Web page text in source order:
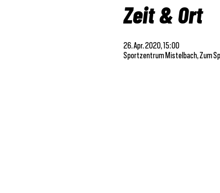
Zeit & Ort
26. Apr. 2020, 15:00
Sportzentrum Mistelbach, Zum